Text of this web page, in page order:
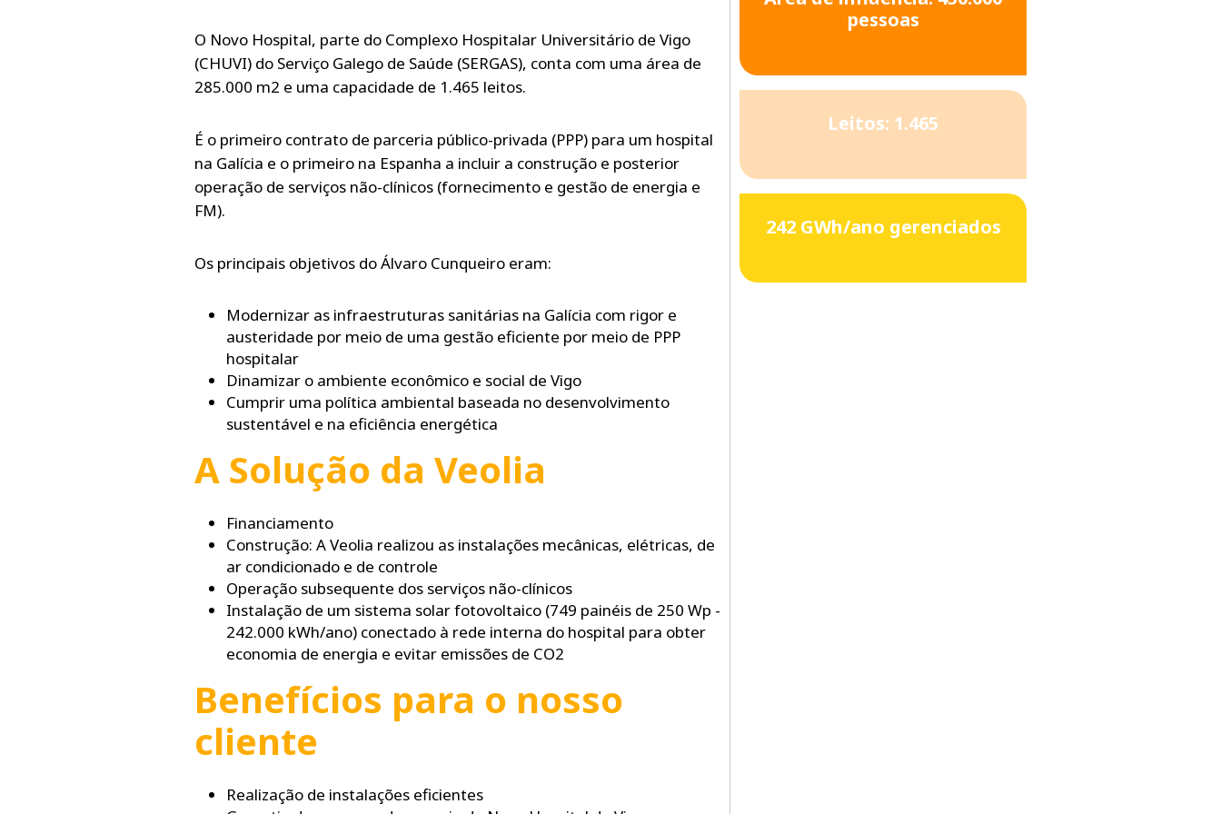
O Novo Hospital, parte do Complexo Hospitalar Universitário de Vigo
(CHUVI) do Serviço Galego de Saúde (SERGAS), conta com uma área de
285.000 m2 e uma capacidade de 1.465 leitos.
É o primeiro contrato de parceria público-privada (PPP) para um hospital
na Galícia e o primeiro na Espanha a incluir a construção e posterior
operação de serviços não-clínicos (fornecimento e gestão de energia e
FM).
Os principais objetivos do Álvaro Cunqueiro eram:
Modernizar as infraestruturas sanitárias na Galícia com rigor e
austeridade por meio de uma gestão eficiente por meio de PPP
hospitalar
Dinamizar o ambiente econômico e social de Vigo
Cumprir uma política ambiental baseada no desenvolvimento
sustentável e na eficiência energética
A Solução da Veolia
Financiamento
Construção: A Veolia realizou as instalações mecânicas, elétricas, de
ar condicionado e de controle
Operação subsequente dos serviços não-clínicos
Instalação de um sistema solar fotovoltaico (749 painéis de 250 Wp -
242.000 kWh/ano) conectado à rede interna do hospital para obter
economia de energia e evitar emissões de CO2
Benefícios para o nosso
cliente
Realização de instalações eficientes
pessoas
Leitos: 1.465
242 GWh/ano gerenciados